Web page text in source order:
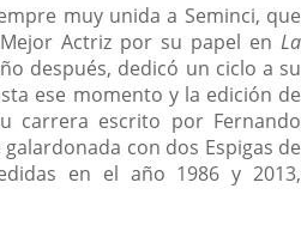
muy unida a Seminci, que
Actriz por su papel en La
después, dedicó un ciclo a su
ese momento y la edición de
carrera escrito por Fernando
con dos Espigas de
en el año 1986 y 2013,